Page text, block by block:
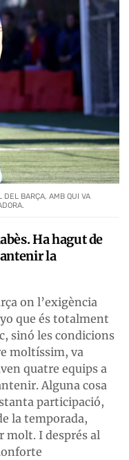
DEL BARÇA, AMB QUI VA
Ha hagut de
la
on l’exigència
que és totalment
sinó les condicions
moltíssim, va
quatre equips a
Alguna cosa
participació,
la temporada,
molt. I després al